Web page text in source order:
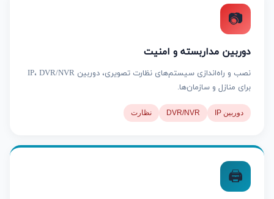
📷
دوربین مداربسته و امنیت
نصب و راه‌اندازی سیستم‌های نظارت تصویری، دوربین IP، DVR/NVR
برای منازل و سازمان‌ها.
دوربین IP DVR/NVR نظارت
🖨️